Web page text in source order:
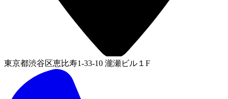
東京都渋谷区恵比寿1-33-10 瀧瀬ビル１F